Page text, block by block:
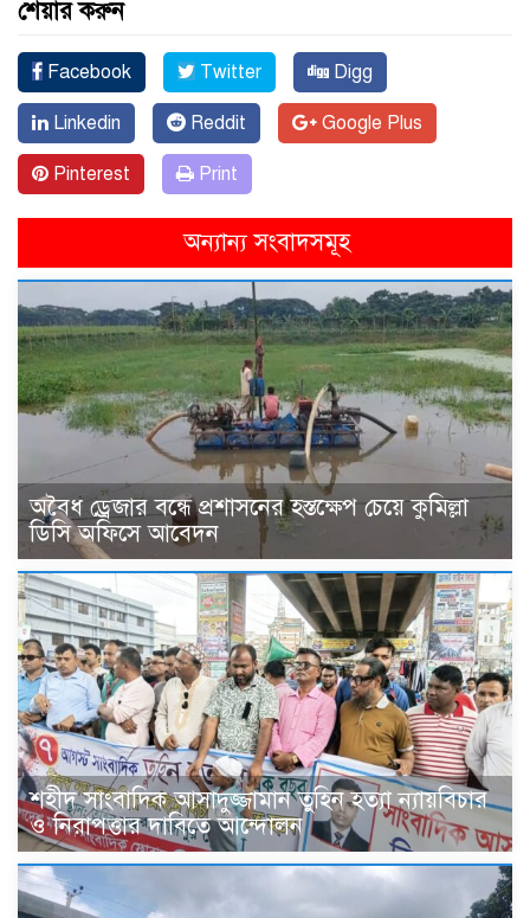
শেয়ার করুন
Facebook Twitter Digg
Linkedin Reddit Google Plus
Pinterest Print
অন্যান্য সংবাদসমূহ
অবৈধ ড্রেজার বন্ধে প্রশাসনের হস্তক্ষেপ চেয়ে কুমিল্লা
ডিসি অফিসে আবেদন
শহীদ সাংবাদিক আসাদুজ্জামান তুহিন হত্যা ন্যায়বিচার
ও নিরাপত্তার দাবিতে আন্দোলন